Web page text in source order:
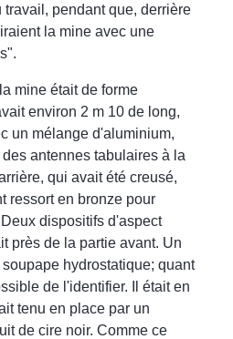
travail, pendant que, derrière
la mine avec une
mine était de forme
environ 2 m 10 de long,
un mélange d'aluminium,
antennes tabulaires à la
qui avait été creusé,
ressort en bronze pour
dispositifs d'aspect
près de la partie avant. Un
hydrostatique; quant
de l'identifier. Il était en
tenu en place par un
de cire noir. Comme ce